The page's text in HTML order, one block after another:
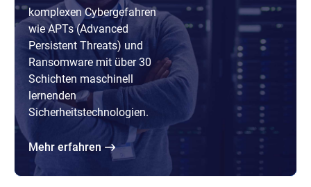
komplexen Cybergefahren
wie APTs (Advanced
Persistent Threats) und
Ransomware mit über 30
Schichten maschinell
lernenden
Sicherheitstechnologien.
Mehr erfahren